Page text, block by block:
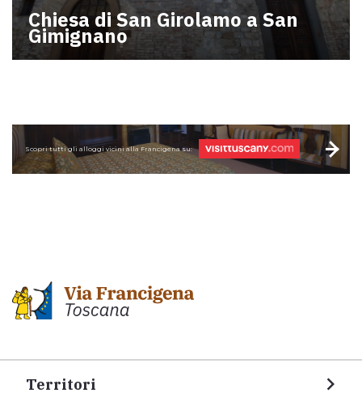
Chiesa di San Girolamo a San
Gimignano
Scopri tutti gli alloggi vicini alla Francigena su:
Territori